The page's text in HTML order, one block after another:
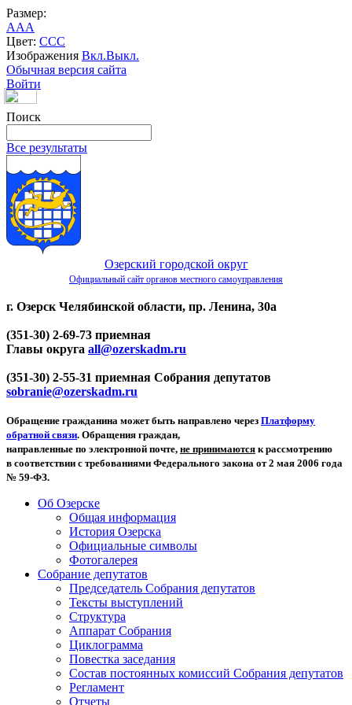
Размер:
AAA
Цвет: CCC
Изображения Вкл.Выкл.
Обычная версия сайта
Войти
Поиск
Все результаты
Озерский городской округ
Официальный сайт органов местного самоуправления
г. Озерск Челябинской области, пр. Ленина, 30а
(351-30) 2-69-73 приемная
Главы округа all@ozerskadm.ru
(351-30) 2-55-31 приемная Собрания депутатов
sobranie@ozerskadm.ru
Обращение гражданина может быть направлено через Платформу
обратной связи. Обращения граждан,
направленные по электронной почте, не принимаются к рассмотрению
в соответствии с требованиями Федерального закона от 2 мая 2006 года
№ 59-ФЗ.
Об Озерске
Общая информация
История Озерска
Официальные символы
Фотогалерея
Собрание депутатов
Председатель Собрания депутатов
Тексты выступлений
Структура
Аппарат Собрания
Циклограмма
Повестка заседания
Состав постоянных комиссий Собрания депутатов
Регламент
Отчеты